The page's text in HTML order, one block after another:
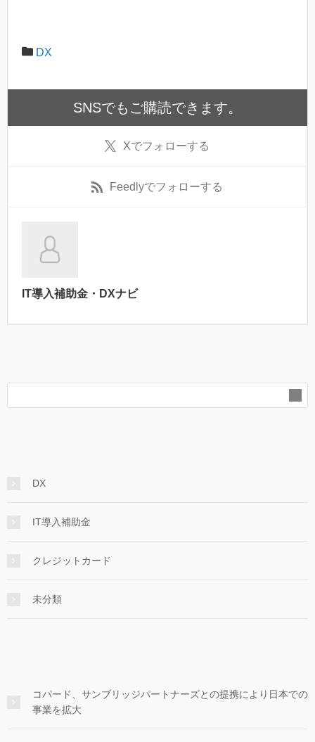
DX
SNSでもご購読できます。
Xでフォローする
Feedlyでフォローする
IT導入補助金・DXナビ
DX
IT導入補助金
クレジットカード
未分類
コパード、サンブリッジパートナーズとの提携により日本での
事業を拡大